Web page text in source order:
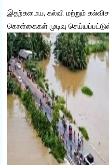
இதற்கமைய, கல்வி மற்றும்
கொள்கைகள் முடிவு